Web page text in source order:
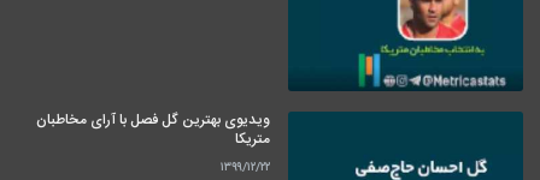
ویدیوی بهترین گل فصل با آرای مخاطبان
متریکا
۱۳۹۹/۱۲/۲۲